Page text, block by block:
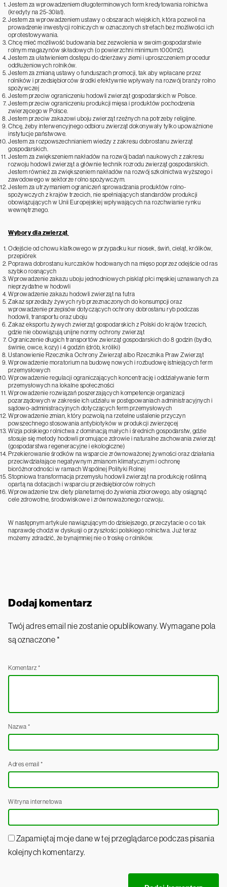
Jestem za wprowadzeniem długoterminowych form kredytowania rolnictwa
(kredyty na 25-30lat).
Jestem za wprowadzeniem ustawy o obszarach wiejskich, która pozwoli na
prowadzenie inwestycji rolniczych w oznaczonych strefach bez możliwości ich
oprotestowywania.
Chcę mieć możliwość budowania bez zezwolenia w swoim gospodarstwie
rolnym magazynów składowych (o powierzchni minimum 1000m2).
Jestem za ułatwieniem dostępu do dzierżawy ziemi i uproszczeniem procedur
oddłużeniowych rolników.
Jestem za zmianą ustawy o funduszach promocji, tak aby wpłacane przez
rolników i przedsiębiorców środki efektywnie wpływały na rozwój branży rolno
spożywczej
Jestem przeciw ograniczeniu hodowli zwierząt gospodarskich w Polsce.
Jestem przeciw ograniczeniu produkcji mięsa i produktów pochodzenia
zwierzęcego w Polsce.
Jestem przeciw zakazowi uboju zwierząt rzeźnych na potrzeby religijne.
Chcę, żeby interwencyjnego odbioru zwierząt dokonywały tylko upoważnione
instytucje państwowe.
Jestem za rozpowszechnianiem wiedzy z zakresu dobrostanu zwierząt
gospodarskich.
Jestem za zwiększeniem nakładów na rozwój badań naukowych z zakresu
rozwoju hodowli zwierząt a głównie technik rozrodu zwierząt gospodarskich.
Jestem również za zwiększeniem nakładów na rozwój szkolnictwa wyższego i
zawodowego w sektorze rolno spożywczym.
Jestem za utrzymaniem ograniczeń sprowadzania produktów rolno-
spożywczych z krajów trzecich, nie spełniających standardów produkcji
obowiązujących w Unii Europejskiej wpływających na rozchwianie rynku
wewnętrznego.
Wybory dla zwierząt
Odejście od chowu klatkowego w przypadku kur niosek, świń, cieląt, królików,
przepiórek
Poprawa dobrostanu kurczaków hodowanych na mięso poprzez odejście od ras
szybko rosnących
Wprowadzenie zakazu uboju jednodniowych piskląt płci męskiej uznawanych za
nieprzydatne w hodowli
Wprowadzenie zakazu hodowli zwierząt na futra
Zakaz sprzedaży żywych ryb przeznaczonych do konsumpcji oraz
wprowadzenie przepisów dotyczących ochrony dobrostanu ryb podczas
hodowli, transportu oraz uboju
Zakaz eksportu żywych zwierząt gospodarskich z Polski do krajów trzecich,
gdzie nie obowiązują unijne normy ochrony zwierząt
Ograniczenie długich transportów zwierząt gospodarskich do 8 godzin (bydło,
świnie, owce, kozy) i 4 godzin (drób, króliki)
Ustanowienie Rzecznika Ochrony Zwierząt albo Rzecznika Praw Zwierząt
Wprowadzenie moratorium na budowę nowych i rozbudowę istniejących ferm
przemysłowych
Wprowadzenie regulacji ograniczających koncentrację i oddziaływanie ferm
przemysłowych na lokalne społeczności
Wprowadzenie rozwiązań poszerzających kompetencje organizacji
pozarządowych w zakresie ich udziału w postępowaniach administracyjnych i
sądowo-administracyjnych dotyczących ferm przemysłowych
Wprowadzenie zmian, który pozwolą na rzetelne ustalenie przyczyn
powszechnego stosowania antybiotyków w produkcji zwierzęcej
Wizja polskiego rolnictwa z dominacją małych i średnich gospodarstw, gdzie
stosuje się metody hodowli promujące zdrowie i naturalne zachowania zwierząt
(gospodarstwa regeneracyjne i ekologiczne)
Przekierowanie środków na wsparcie zrównoważonej żywności oraz działania
przeciwdziałające negatywnym zmianom klimatycznym i ochronę
bioróżnorodności w ramach Wspólnej Polityki Rolnej
Stopniowa transformacja przemysłu hodowli zwierząt na produkcję roślinną
opartą na dotacjach i wsparciu przedsiębiorców rolnych
Wprowadzenie tzw. diety planetarnej do żywienia zbiorowego, aby osiągnąć
cele zdrowotne, środowiskowe i zrównoważonego rozwoju.
W następnym artykule nawiązującym do dzisiejszego, przeczytacie o co tak
naprawdę chodzi w dyskusji o przyszłości polskiego rolnictwa. Już teraz
możemy zdradzić, że bynajmniej nie o troskę o rolników.
Dodaj komentarz
Twój adres email nie zostanie opublikowany. Wymagane pola
są oznaczone*
Komentarz *
Nazwa *
Adres email *
Witryna internetowa
Zapamiętaj moje dane w tej przeglądarce podczas pisania
kolejnych komentarzy.